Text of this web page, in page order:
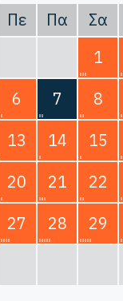
Πε Πα Σα
1
6 7 8
13 14 15
20 21 22
27 28 29